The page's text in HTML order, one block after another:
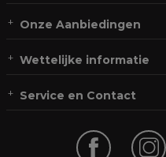
Onze Aanbiedingen
Wettelijke informatie
Service en Contact